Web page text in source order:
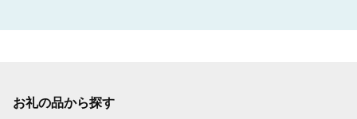
お礼の品から探す